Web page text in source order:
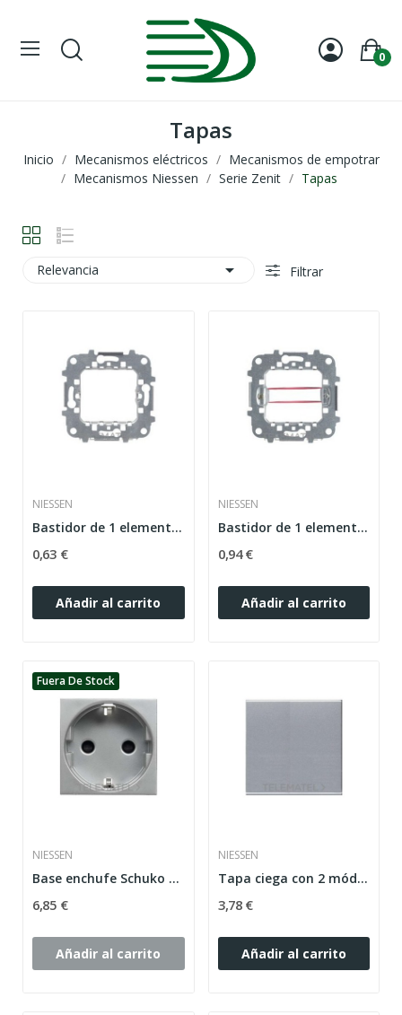
0
Tapas
Inicio Mecanismos eléctricos
Mecanismos de empotrar
Mecanismos Niessen
Serie Zenit Tapas
Relevancia  Filtrar
NIESSEN
Bastidor de 1 elemento 2 módulos Zenit plata
0,63 €
Añadir al carrito
NIESSEN
Bastidor de 1 elemento 2 módulos con garras...
0,94 €
Añadir al carrito
Fuera De Stock
NIESSEN
Base enchufe Schuko 2P+TT Plata Zenit
6,85 €
Añadir al carrito
NIESSEN
Tapa ciega con 2 módulos Zenit plata
3,78 €
Añadir al carrito